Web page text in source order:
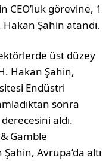
görevine, 1
Şahin atandı.
üst düzey
Hakan Şahin,
Endüstri
sonra
aldı.
Gamble
Avrupa’da altı